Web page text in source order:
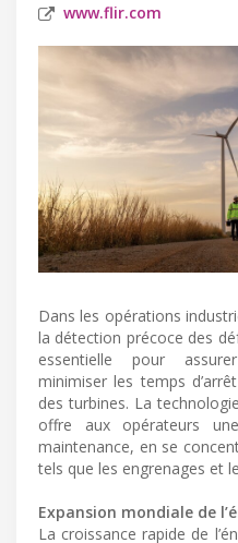
www.flir.com
Dans les opérations
la détection précoce des
essentielle pour
minimiser les temps
des turbines. La
offre aux opérateurs
maintenance, en se
tels que les engrenages et
Expansion mondiale de
La croissance rapide de